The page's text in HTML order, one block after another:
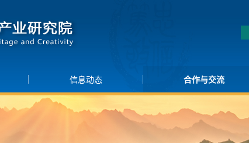
信息动态 合作与交流